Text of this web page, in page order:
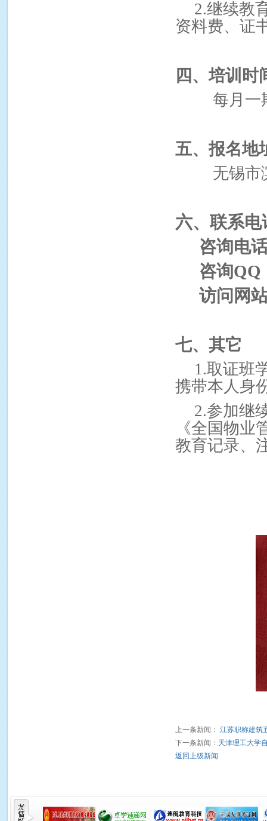
2.继续教
资料费、证
四、培训时
每月一
五、报名地
无锡市
六、联系电
咨询电
咨询QQ
访问网
七、其它
1.取证班
携带本人身
2.参加继
《全国物
教育记录、
上一条新闻： 江苏职称建筑
下一条新闻： 天津理工大学
返回上级新闻